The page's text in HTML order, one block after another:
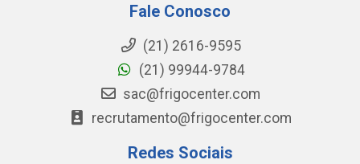
Fale Conosco
(21) 2616-9595
(21) 99944-9784
sac@frigocenter.com
recrutamento@frigocenter.com
Redes Sociais